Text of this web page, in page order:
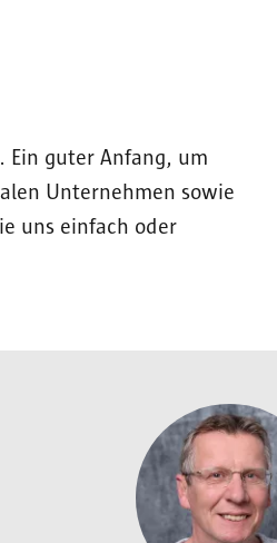
Ein guter Anfang, um
Unternehmen sowie
uns einfach oder